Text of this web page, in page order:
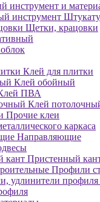
инструмент и
Щетки, крацовки
Клей для плитки
Клей обойный
ПВА
Клей
Прочие клеи
каркаса
Направляющие
Пристенный
Профили